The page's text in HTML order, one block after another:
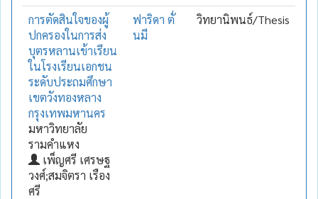
การตัดสินใจของผู้
ปกครองในการส่ง
บุตรหลานเข้าเรียน
ในโรงเรียนเอกชน
ระดับประถมศึกษา
เขตวังทองหลาง
กรุงเทพมหานคร
มหาวิทยาลัย
รามคำแหง
เพ็ญศรี เศรษฐ
วงศ์;สมจิตรา เรือง
ศรี
ฟาริดา ตั่
นมี
วิทยานิพนธ์/Thesis